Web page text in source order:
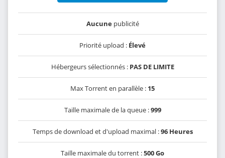
Aucunepublicité
Priorité upload : Élevé
Hébergeurs sélectionnés : PAS DE LIMITE
Max Torrent en parallèle : 15
Taille maximale de la queue :999
Temps de download et d'upload maximal :96 Heures
Taille maximale du torrent :500 Go